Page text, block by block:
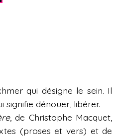
qui désigne le sein. Il
signifie dénouer, libérer.
, de Christophe Macquet,
(proses et vers) et de